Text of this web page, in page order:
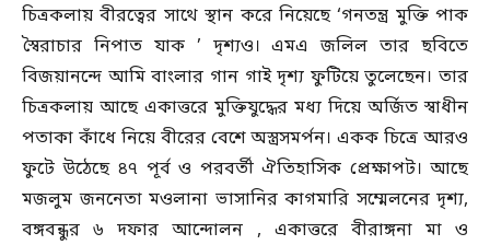
চিত্রকলায় বীরত্বের সাথে স্থান করে নিয়েছে ‘গনতন্ত্র মুক্তি পাক
স্বৈরাচার নিপাত যাক ’ দৃশ্যও। এমএ জলিল তার ছবিতে
বিজয়ানন্দে আমি বাংলার গান গাই দৃশ্য ফুটিয়ে তুলেছেন। তার
চিত্রকলায় আছে একাত্তরে মুক্তিযুদ্ধের মধ্য দিয়ে অর্জিত স্বাধীন
পতাকা কাঁধে নিয়ে বীরের বেশে অস্ত্রসমর্পন। একক চিত্রে আরও
ফুটে উঠেছে ৪৭ পূর্ব ও পরবর্তী ঐতিহাসিক প্রেক্ষাপট। আছে
মজলুম জননেতা মওলানা ভাসানির কাগমারি সম্মেলনের দৃশ্য,
বঙ্গবন্ধুর ৬ দফার আন্দোলন , একাত্তরে বীরাঙ্গনা মা ও